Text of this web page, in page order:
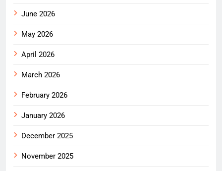
June 2026
May 2026
April 2026
March 2026
February 2026
January 2026
December 2025
November 2025